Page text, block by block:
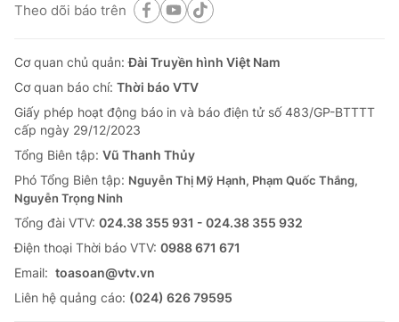
Theo dõi báo trên
Cơ quan chủ quản:Đài Truyền hình Việt Nam
Cơ quan báo chí: Thời báo VTV
Giấy phép hoạt động báo in và báo điện tử số 483/GP-BTTTT
cấp ngày 29/12/2023
Tổng Biên tập: Vũ Thanh Thủy
Phó Tổng Biên tập: Nguyễn Thị Mỹ Hạnh, Phạm Quốc Thắng,
Nguyễn Trọng Ninh
Tổng đài VTV: 024.38 355 931 - 024.38 355 932
Ðiện thoại Thời báo VTV: 0988 671 671
Email: toasoan@vtv.vn
Liên hệ quảng cáo: (024) 626 79595